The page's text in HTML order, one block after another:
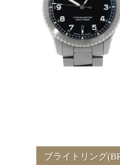
ブライトリング